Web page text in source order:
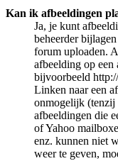
Kan ik afbeeldingen
Ja, je kunt
beheerder
forum uploaden.
afbeelding op een
bijvoorbeeld
Linken naar een
onmogelijk (tenzij
afbeeldingen die
of Yahoo
enz. kunnen niet
weer te geven,